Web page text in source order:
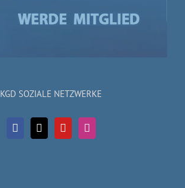
KGD SOZIALE NETZWERKE